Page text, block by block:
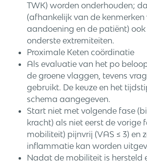
TWK) worden onderhouden;
(afhankelijk van de kenmerken
aandoening en de patiënt) ook
onderste extremiteiten.
Proximale Keten coördinatie
Als evaluatie van het po
de groene vlaggen, tevens
gebruikt. De keuze en het
schema aangegeven.
Start niet met volgende fase
kracht) als niet eerst de vorige
mobiliteit) pijnvrij (VAS ≤ 3) en
inflammatie kan worden
Nadat de mobiliteit is hersteld